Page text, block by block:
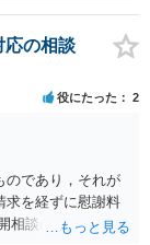
場合、今から進め
特定できた場
能でしょうか？ →
きるでしょう。
られる場合と認
。
応の相談
役にたった 2
のであり，それが
求を経ずに慰謝料
相談の場では回答